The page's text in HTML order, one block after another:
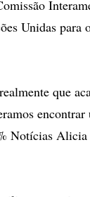
Unidas para
que
Notícias